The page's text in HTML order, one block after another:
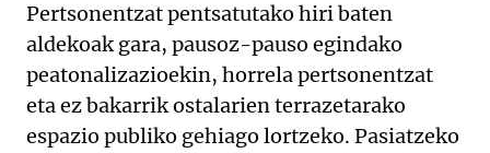
Pertsonentzat pentsatutako hiri baten
aldekoak gara, pausoz-pauso egindako
peatonalizazioekin, horrela pertsonentzat
eta ez bakarrik ostalarien terrazetarako
espazio publiko gehiago lortzeko. Pasiatzeko